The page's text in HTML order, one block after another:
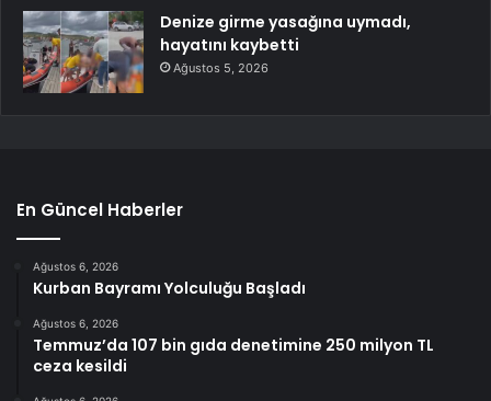
Denize girme yasağına uymadı,
hayatını kaybetti
Ağustos 5, 2026
En Güncel Haberler
Ağustos 6, 2026
Kurban Bayramı Yolculuğu Başladı
Ağustos 6, 2026
Temmuz’da 107 bin gıda denetimine 250 milyon TL
ceza kesildi